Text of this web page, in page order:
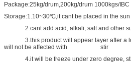
Package:25kg/drum,200kg/drum 1000kgs/IBC
Storage:1.10~30℃,it cant be placed in the sun
2.cant add acid, alkali, salt and other
3.this product will appear layer after a
will not be affected with stir
4.it will be freeze under zero degree, stir